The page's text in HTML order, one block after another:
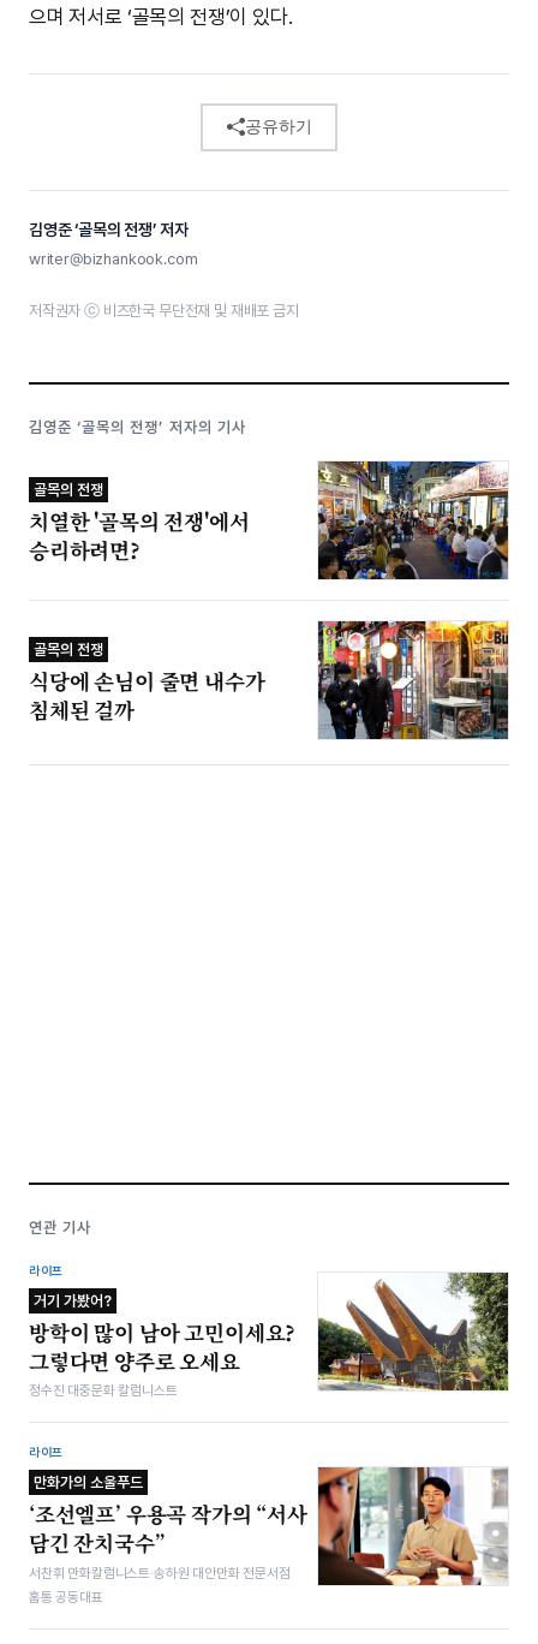
으며 저서로 ‘골목의 전쟁’이 있다.
공유하기
김영준 ‘골목의 전쟁’ 저자
writer@bizhankook.com
저작권자 ⓒ 비즈한국 무단전재 및 재배포 금지
김영준 ‘골목의 전쟁’ 저자의 기사
골목의 전쟁
치열한 '골목의 전쟁'에서
승리하려면?
골목의 전쟁
식당에 손님이 줄면 내수가
침체된 걸까
연관 기사
라이프
거기 가봤어?
방학이 많이 남아 고민이세요?
그렇다면 양주로 오세요
정수진 대중문화 칼럼니스트
라이프
만화가의 소울푸드
‘조선엘프’ 우용곡 작가의 “서사
담긴 잔치국수”
서찬휘 만화칼럼니스트·송하원 대안만화 전문서점
홈통 공동대표